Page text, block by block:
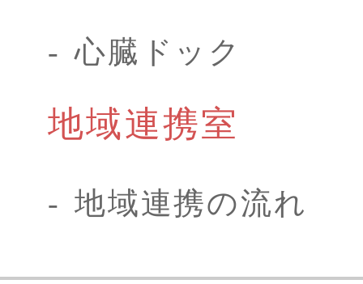
心臓ドック
地域連携室
地域連携の流れ